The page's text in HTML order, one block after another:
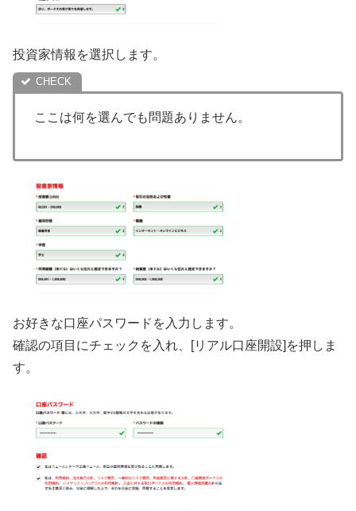
投資家情報を選択します。
ここは何を選んでも問題ありません。
お好きな口座パスワードを入力します。
確認の項目にチェックを入れ、[リアル口座開設]を押しま
す。